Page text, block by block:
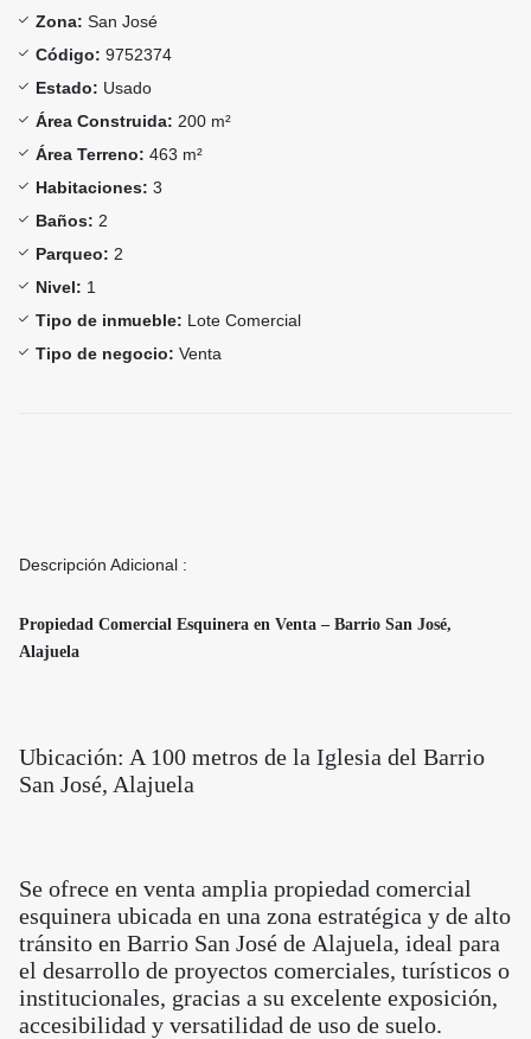
Zona: San José
Código: 9752374
Estado: Usado
Área Construida: 200 m²
Área Terreno: 463 m²
Habitaciones: 3
Baños: 2
Parqueo: 2
Nivel: 1
Tipo de inmueble: Lote Comercial
Tipo de negocio: Venta
Descripción Adicional :
Propiedad Comercial Esquinera en Venta – Barrio San José,
Alajuela
Ubicación: A 100 metros de la Iglesia del Barrio
San José, Alajuela
Se ofrece en venta amplia propiedad comercial
esquinera ubicada en una zona estratégica y de alto
tránsito en Barrio San José de Alajuela, ideal para
el desarrollo de proyectos comerciales, turísticos o
institucionales, gracias a su excelente exposición,
accesibilidad y versatilidad de uso de suelo.